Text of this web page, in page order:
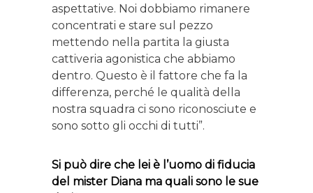
aspettative. Noi dobbiamo rimanere
concentrati e stare sul pezzo
mettendo nella partita la giusta
cattiveria agonistica che abbiamo
dentro. Questo è il fattore che fa la
differenza, perché le qualità della
nostra squadra ci sono riconosciute e
sono sotto gli occhi di tutti”.
Si può dire che lei è l’uomo di fiducia
del mister Diana ma quali sono le sue